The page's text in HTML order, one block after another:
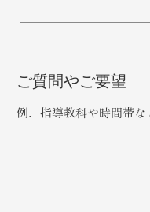
ご質問やご要望